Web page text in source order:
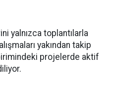
yalnızca toplantılarla
yakından takip
projelerde aktif